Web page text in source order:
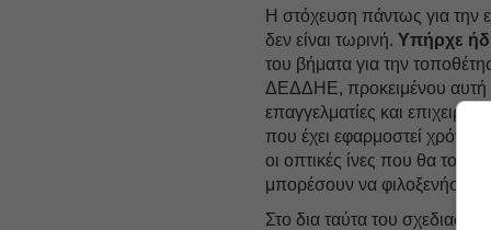
Η στόχευση πάντως για την
δεν είναι τωρινή.Υπήρχε
του βήματα για την
ΔΕΔΔΗΕ, προκειμένου αυτή
επαγγελματίες και
που έχει εφαρμοστεί
οι οπτικές ίνες που θα
μπορέσουν να φιλοξενήσουν
Στο δια ταύτα του